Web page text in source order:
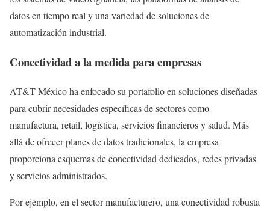
datos en tiempo real y una variedad de soluciones de
automatización industrial.
Conectividad a la medida para empresas
AT&T México ha enfocado su portafolio en soluciones diseñadas
para cubrir necesidades específicas de sectores como
manufactura, retail, logística, servicios financieros y salud. Más
allá de ofrecer planes de datos tradicionales, la empresa
proporciona esquemas de conectividad dedicados, redes privadas
y servicios administrados.
Por ejemplo, en el sector manufacturero, una conectividad robusta